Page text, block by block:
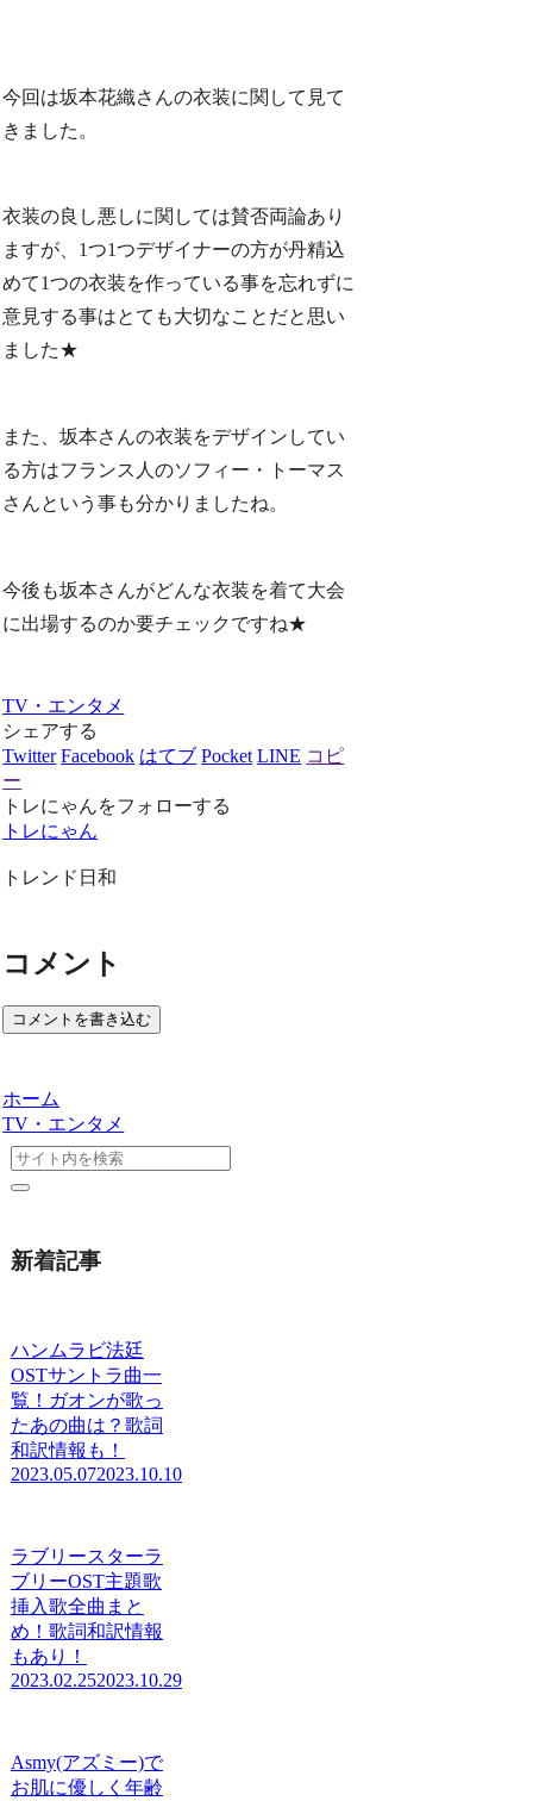
今回は坂本花織さんの衣装に関して見て
きました。
衣装の良し悪しに関しては賛否両論あり
ますが、1つ1つデザイナーの方が丹精込
めて1つの衣装を作っている事を忘れずに
意見する事はとても大切なことだと思い
ました★
また、坂本さんの衣装をデザインしてい
る方はフランス人のソフィー・トーマス
さんという事も分かりましたね。
今後も坂本さんがどんな衣装を着て大会
に出場するのか要チェックですね★
TV・エンタメ
シェアする
Twitter Facebook はてブ Pocket LINE コピ
ー
トレにゃんをフォローする
トレにゃん
トレンド日和
コメント
コメントを書き込む
ホーム
TV・エンタメ
新着記事
ハンムラビ法廷
OSTサントラ曲一
覧！ガオンが歌っ
たあの曲は？歌詞
和訳情報も！
2023.05.072023.10.10
ラブリースターラ
ブリーOST主題歌
挿入歌全曲まと
め！歌詞和訳情報
もあり！
2023.02.252023.10.29
Asmy(アズミー)で
お肌に優しく年齢